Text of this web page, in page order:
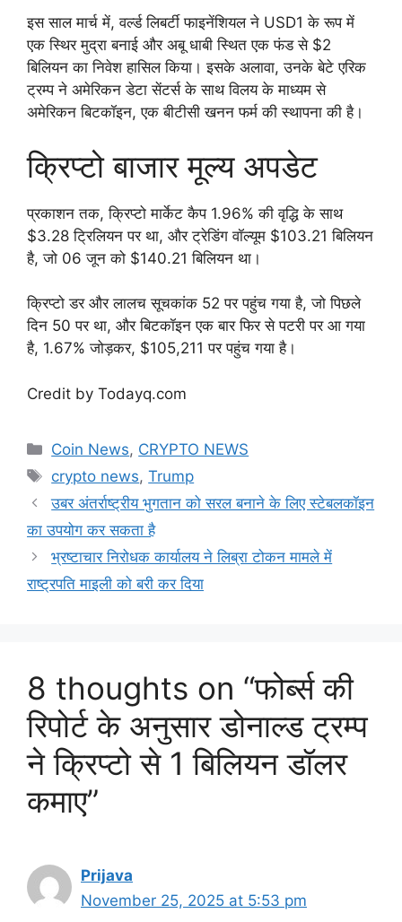
इस साल मार्च में, वर्ल्ड लिबर्टी फाइनेंशियल ने USD1 के रूप में
एक स्थिर मुद्रा बनाई और अबू धाबी स्थित एक फंड से $2
बिलियन का निवेश हासिल किया। इसके अलावा, उनके बेटे एरिक
ट्रम्प ने अमेरिकन डेटा सेंटर्स के साथ विलय के माध्यम से
अमेरिकन बिटकॉइन, एक बीटीसी खनन फर्म की स्थापना की है।
क्रिप्टो बाजार मूल्य अपडेट
प्रकाशन तक, क्रिप्टो मार्केट कैप 1.96% की वृद्धि के साथ
$3.28 ट्रिलियन पर था, और ट्रेडिंग वॉल्यूम $103.21 बिलियन
है, जो 06 जून को $140.21 बिलियन था।
क्रिप्टो डर और लालच सूचकांक 52 पर पहुंच गया है, जो पिछले
दिन 50 पर था, और बिटकॉइन एक बार फिर से पटरी पर आ गया
है, 1.67% जोड़कर, $105,211 पर पहुंच गया है।
Credit by Todayq.com
Categories
Coin News, CRYPTO NEWS
Tags
crypto news,Trump
उबर अंतर्राष्ट्रीय भुगतान को सरल बनाने के लिए स्टेबलकॉइन
का उपयोग कर सकता है
भ्रष्टाचार निरोधक कार्यालय ने लिब्रा टोकन मामले में
राष्ट्रपति माइली को बरी कर दिया
8 thoughts on “फोर्ब्स की
रिपोर्ट के अनुसार डोनाल्ड ट्रम्प
ने क्रिप्टो से 1 बिलियन डॉलर
कमाए”
Prijava
November 25, 2025 at 5:53 pm